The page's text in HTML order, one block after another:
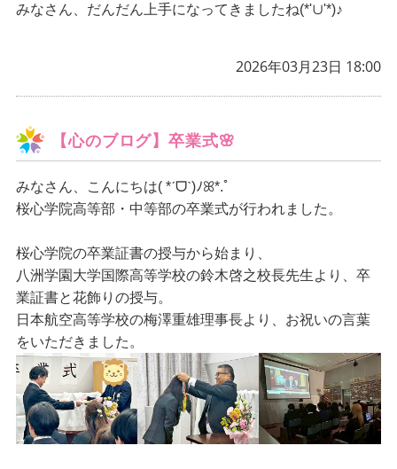
みなさん、だんだん上手になってきましたね(*'∪'*)♪
2026年03月23日 18:00
【心のブログ】卒業式🌸
みなさん、こんにちは( *ˊᗜˋ)ﾉꕤ*.ﾟ
桜心学院高等部・中等部の卒業式が行われました。
桜心学院の卒業証書の授与から始まり、
八洲学園大学国際高等学校の鈴木啓之校長先生より、卒
業証書と花飾りの授与。
日本航空高等学校の梅澤重雄理事長より、お祝いの言葉
をいただきました。